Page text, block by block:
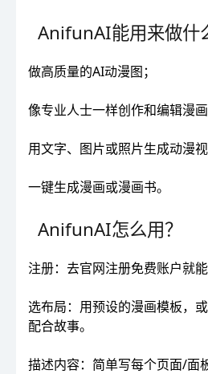
AnifunAI能用来做什
做高质量的AI动漫图；
像专业人士一样创作和编辑漫画
用文字、图片或照片生成动漫视
一键生成漫画或漫画书。
AnifunAI怎么用？
注册：去官网注册免费账户就能
选布局：用预设的漫画模板，
配合故事。
描述内容：简单写每个页面/面